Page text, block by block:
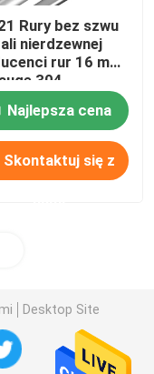
Rury bez szwu
nierdzewnej
rur 16 mm
304
ciepła
Najlepsza cena
Skontaktuj się z
Desktop Site